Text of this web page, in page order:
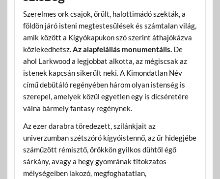
Szerelmes ork csajok, őrült, halottimádó szekták, a
földön járó isteni megtestesülések és számtalan világ,
amik között a Kígyókapukon szó szerint áthajókázva
közlekedhetsz.Az alapfelállás monumentális.De
ahol Larkwood a legjobbat alkotta, az mégiscsak az
istenek kapcsán sikerült neki. A Kimondatlan Név
című debütáló regényében három olyan istenség is
szerepel, amelyek közül egyetlen egy is dicséretére
válna bármely fantasy regénynek.
Az ezer darabra töredezett, szilánkjait az
univerzumban szétszóró kígyóistennő, az űr hidegjébe
száműzött rémisztő, örökkön gyilkos dühtől égő
sárkány, avagy a hegy gyomrának titokzatos
mélységeiben lakozó, megfoghatatlan,